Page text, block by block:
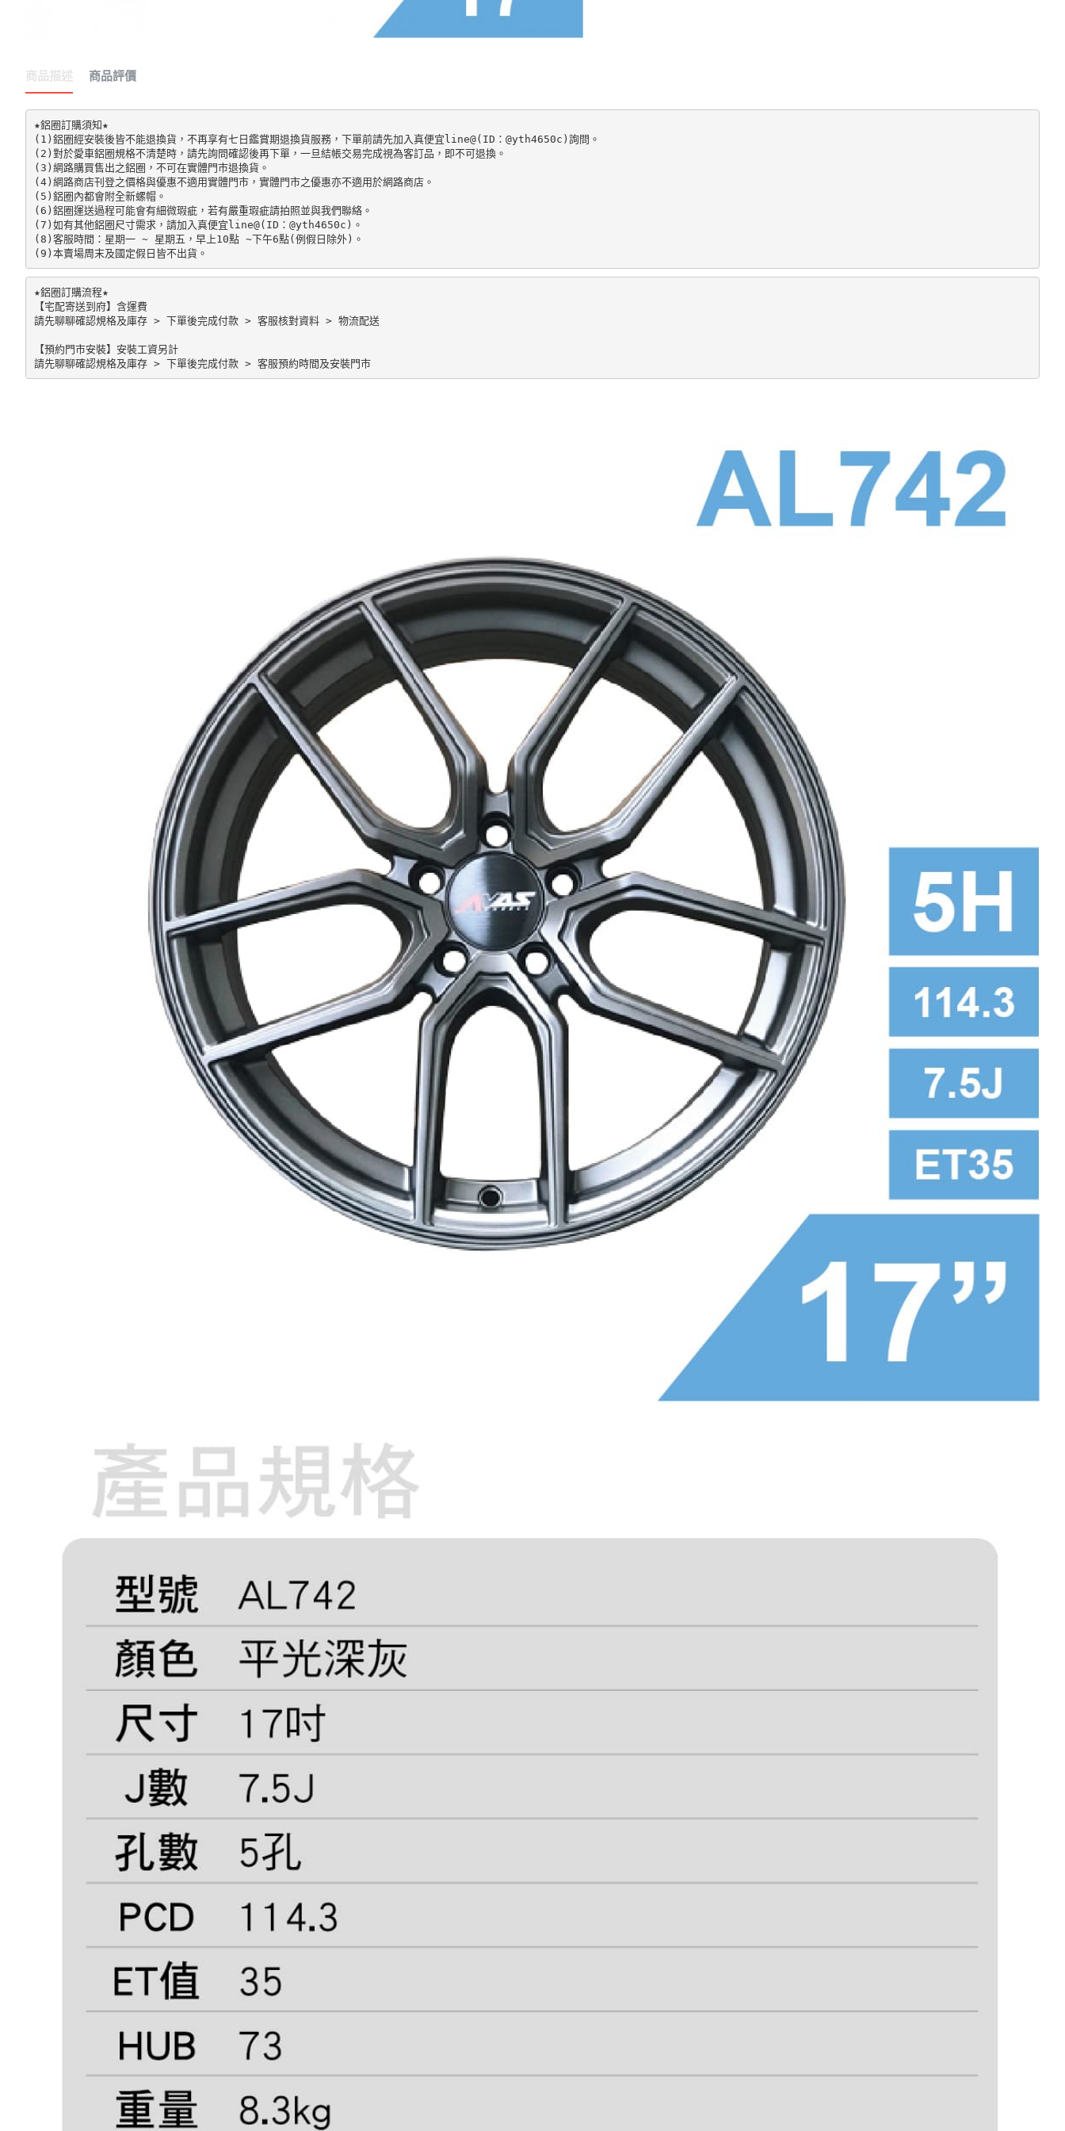
商品描述 商品評價
★鋁圈訂購須知★
(1)鋁圈經安裝後皆不能退換貨，不再享有七日鑑賞期退換貨服務，下單前請先加入真便宜line@(ID：@yth4650c)詢問。
(2)對於愛車鋁圈規格不清楚時，請先詢問確認後再下單，一旦結帳交易完成視為客訂品，即不可退換。
(3)網路購買售出之鋁圈，不可在實體門市退換貨。
(4)網路商店刊登之價格與優惠不適用實體門市，實體門市之優惠亦不適用於網路商店。
(5)鋁圈內都會附全新螺帽。
(6)鋁圈運送過程可能會有細微瑕疵，若有嚴重瑕疵請拍照並與我們聯絡。
(7)如有其他鋁圈尺寸需求，請加入真便宜line@(ID：@yth4650c)。
(8)客服時間：星期一 ~ 星期五，早上10點 ~下午6點(例假日除外)。
★鋁圈訂購流程★
【宅配寄送到府】含運費
請先聊聊確認規格及庫存 > 下單後完成付款 > 客服核對資料 > 物流配送
【預約門市安裝】安裝工資另計
請先聊聊確認規格及庫存 > 下單後完成付款 > 客服預約時間及安裝門市